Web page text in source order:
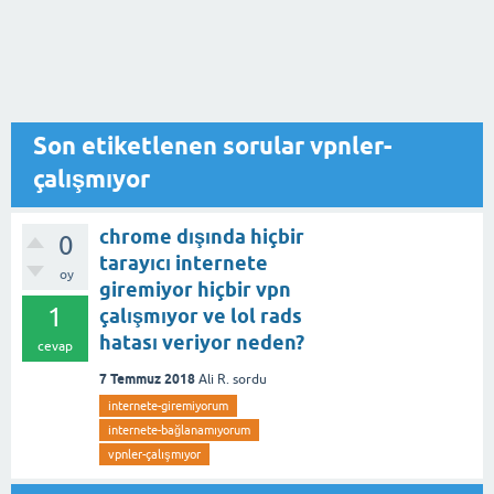
Son etiketlenen sorular vpnler-
çalışmıyor
0
oy
1
cevap
chrome dışında hiçbir
tarayıcı internete
giremiyor hiçbir vpn
çalışmıyor ve lol rads
hatası veriyor neden?
7 Temmuz 2018 Ali R. sordu
internete-giremiyorum
internete-bağlanamıyorum
vpnler-çalışmıyor